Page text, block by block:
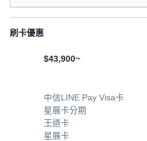
刷卡優惠
$43,900~
中信LINE Pay Visa卡
星展卡分期
王道卡
星展卡